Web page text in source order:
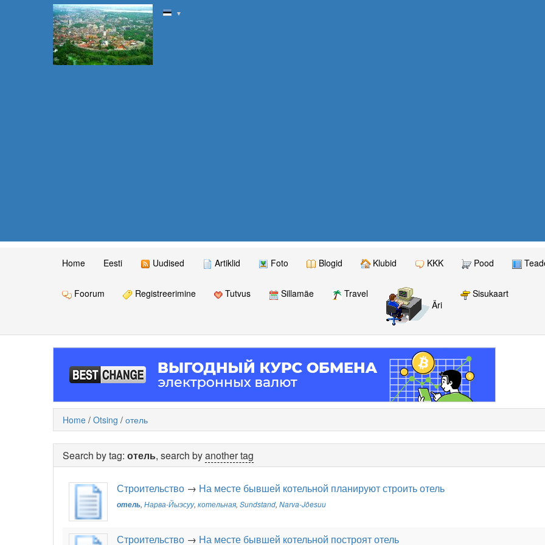
▼
Home Eesti Uudised Artiklid Foto Blogid Klubid KKK Pood
Foorum Registreerimine Tutvus Sillamäe
Travel
Äri
Sisukaart
Home / Otsing / отель
Search by tag: отель, search byanother tag
Строительство → На месте бывшей котельной планируют строить отель
отель, Нарва-Йыэсуу, котельная, Sundstand, Narva-Jõesuu
Строительство → На месте бывшей котельной построят отель